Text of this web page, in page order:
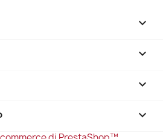



keyboard_arrow_down